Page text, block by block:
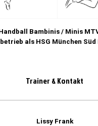
Bambinis / Minis
als HSG München Süd
Trainer & Kontakt
Lissy Frank